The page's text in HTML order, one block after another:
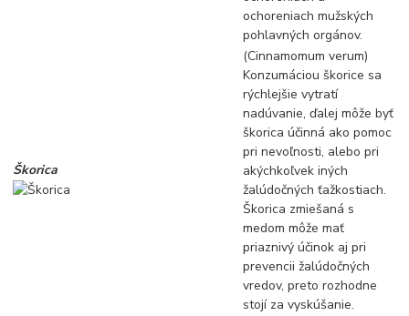
ochoreniach mužských
pohlavných orgánov.
Škorica
(Cinnamomum verum)
Konzumáciou škorice sa
rýchlejšie vytratí
nadúvanie, ďalej môže byť
škorica účinná ako pomoc
pri nevoľnosti, alebo pri
akýchkoľvek iných
žalúdočných ťažkostiach.
Škorica zmiešaná s
medom môže mať
priaznivý účinok aj pri
prevencii žalúdočných
vredov, preto rozhodne
stojí za vyskúšanie.